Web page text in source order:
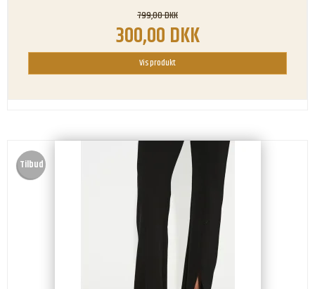
799,00 DKK
300,00 DKK
Vis produkt
Tilbud